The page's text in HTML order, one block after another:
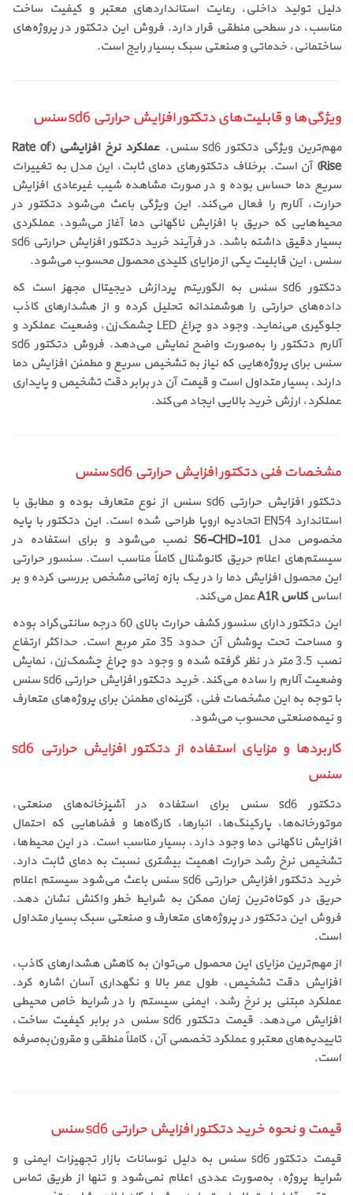
دلیل تولید داخلی، رعایت استانداردهای معتبر و کیفیت ساخت
مناسب، در سطحی منطقی قرار دارد. فروش این دتکتور در پروژه‌های
ساختمانی، خدماتی و صنعتی سبک بسیار رایج است.
ویژگی‌ها و قابلیت‌های دتکتور افزایش حرارتی sd6 سنس
مهم‌ترین ویژگی دتکتور sd6 سنس،
عملکرد نرخ افزایشی (Rate of
Rise) آن است. برخلاف دتکتورهای دمای ثابت، این مدل به تغییرات
سریع دما حساس بوده و در صورت مشاهده شیب غیرعادی افزایش
حرارت، آلارم را فعال می‌کند. این ویژگی باعث می‌شود دتکتور در
محیط‌هایی که حریق با افزایش ناگهانی دما آغاز می‌شود، عملکردی
بسیار دقیق داشته باشد. در فرآیند خرید دتکتور افزایش حرارتی sd6
سنس، این قابلیت یکی از مزایای کلیدی محصول محسوب می‌شود.
دتکتور sd6 سنس به الگوریتم پردازش دیجیتال مجهز است که
داده‌های حرارتی را هوشمندانه تحلیل کرده و از هشدارهای کاذب
جلوگیری می‌نماید. وجود دو چراغ LED چشمک‌زن، وضعیت عملکرد و
آلارم دتکتور را به‌صورت واضح نمایش می‌دهد. فروش دتکتور sd6
سنس برای پروژه‌هایی که نیاز به تشخیص سریع و مطمئن افزایش دما
دارند، بسیار متداول است و قیمت آن در برابر دقت تشخیص و پایداری
عملکرد، ارزش خرید بالایی ایجاد می‌کند.
مشخصات فنی دتکتور افزایش حرارتی sd6 سنس
دتکتور افزایش حرارتی sd6 سنس از نوع متعارف بوده و مطابق با
استاندارد EN54 اتحادیه اروپا طراحی شده است. این دتکتور با پایه
مخصوص مدل S6-CHD-101 نصب می‌شود و برای استفاده در
سیستم‌های اعلام حریق کانوشنال کاملاً مناسب است. سنسور حرارتی
این محصول افزایش دما را در یک بازه زمانی مشخص بررسی کرده و بر
اساسکلاس A1R
عمل می‌کند.
این دتکتور دارای سنسور کشف حرارت بالای 60 درجه سانتی‌گراد بوده
و مساحت تحت پوشش آن حدود 35 متر مربع است. حداکثر ارتفاع
نصب 3.5 متر در نظر گرفته شده و وجود دو چراغ چشمک‌زن، نمایش
وضعیت آلارم را ساده می‌کند. خرید دتکتور افزایش حرارتی sd6 سنس
با توجه به این مشخصات فنی، گزینه‌ای مطمئن برای پروژه‌های متعارف
و نیمه‌صنعتی محسوب می‌شود.
کاربردها و مزایای استفاده از دتکتور افزایش حرارتی sd6
سنس
دتکتور sd6 سنس برای استفاده در آشپزخانه‌های صنعتی،
موتورخانه‌ها، پارکینگ‌ها، انبارها، کارگاه‌ها و فضاهایی که احتمال
افزایش ناگهانی دما وجود دارد، بسیار مناسب است. در این محیط‌ها،
تشخیص نرخ رشد حرارت اهمیت بیشتری نسبت به دمای ثابت دارد.
خرید دتکتور افزایش حرارتی sd6 سنس باعث می‌شود سیستم اعلام
حریق در کوتاه‌ترین زمان ممکن به شرایط خطر واکنش نشان دهد.
فروش این دتکتور در پروژه‌های متعارف و صنعتی سبک بسیار متداول
است.
از مهم‌ترین مزایای این محصول می‌توان به کاهش هشدارهای کاذب،
افزایش دقت تشخیص، طول عمر بالا و نگهداری آسان اشاره کرد.
عملکرد مبتنی بر نرخ رشد، ایمنی سیستم را در شرایط خاص محیطی
افزایش می‌دهد. قیمت دتکتور sd6 سنس در برابر کیفیت ساخت،
تاییدیه‌های معتبر و عملکرد تخصصی آن، کاملاً منطقی و مقرون‌به‌صرفه
است.
قیمت و نحوه خرید دتکتور افزایش حرارتی sd6 سنس
قیمت دتکتور sd6 سنس به دلیل نوسانات بازار تجهیزات ایمنی و
شرایط پروژه، به‌صورت عددی اعلام نمی‌شود و تنها از طریق تماس